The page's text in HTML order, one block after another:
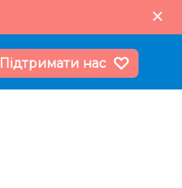
Підтримати нас